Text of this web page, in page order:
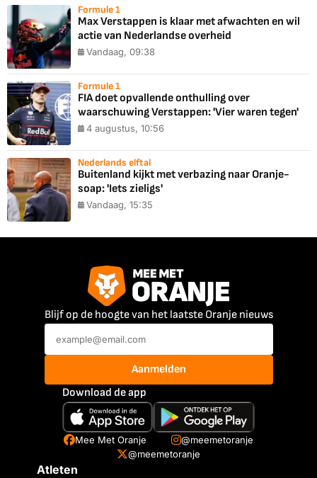
Formule 1
Max Verstappen is klaar met afwachten en wil
actie van Nederlandse overheid
Vandaag, 09:38
Formule 1
FIA doet opvallende onthulling over
waarschuwing Verstappen: 'Vier waren tegen'
4 augustus, 10:56
Nederlands elftal
Buitenland kijkt met verbazing naar Oranje-
soap: 'Iets zieligs'
Vandaag, 15:35
Blijf op de hoogte van het laatste Oranje nieuws
Aanmelden
Download de app
Mee Met Oranje
@meemetoranje
@meemetoranje
Atleten